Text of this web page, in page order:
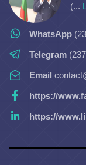
(...
WhatsApp
Telegram
Email
https://
https://